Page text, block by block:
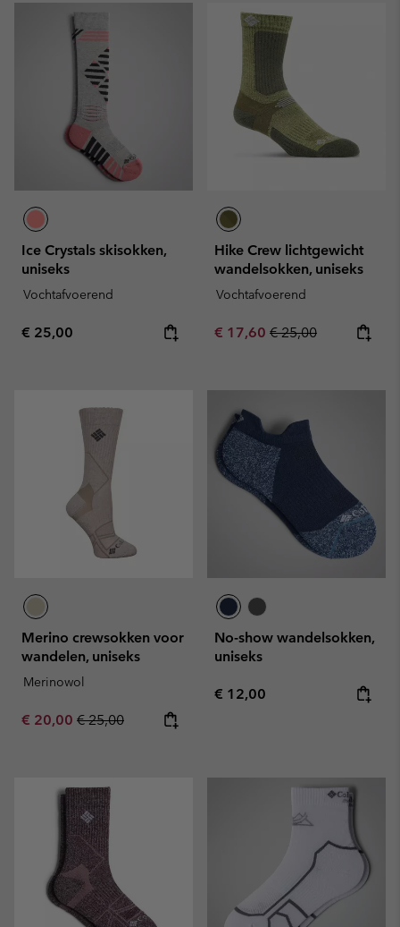
Ice Crystals skisokken,
uniseks
Vochtafvoerend
Regular price:
€ 25,00
Hike Crew lichtgewicht
wandelsokken, uniseks
Vochtafvoerend
Sale price:
€ 17,60 Regular price:
€ 25,00
Merino crewsokken voor
wandelen, uniseks
Merinowol
Sale price:
€ 20,00 Regular price:
€ 25,00
No-show wandelsokken,
uniseks
Regular price:
€ 12,00